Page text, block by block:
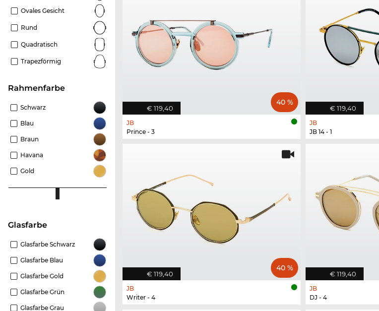
Ovales Gesicht
Rund
Quadratisch
Trapezförmig
Rahmenfarbe
Schwarz
Blau
Braun
Havana
Gold
Glasfarbe
Glasfarbe Schwarz
Glasfarbe Blau
Glasfarbe Gold
Glasfarbe Grün
Glasfarbe Grau
€ 119,40
40 %
JB
Prince - 3
€ 119,40
JB
JB 14 - 1
€ 119,40
40 %
JB
Writer - 4
€ 119,40
JB
DJ - 4